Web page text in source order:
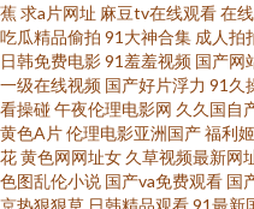
线观看 影音先锋欧美色A片 伊人成
免费 色Av强强 欧美淫乱一区二区
香蕉9久1 AV日韩另类 久久青青草
蕉求a片网址 麻豆tv在线观看在
吃瓜精品偷拍 91大神合集 成人拍
日韩免费电影91羞羞视频 国产网
一级在线视频 国产好片浮力 91久
看操碰午夜伦理电影网 久久国自
黄色A片伦理电影亚洲国产福利
花黄色网网址女 久草视频最新网
色图乱伦小说 国产va免费观看 国
京热狠狠草 日韩精品观看91最新